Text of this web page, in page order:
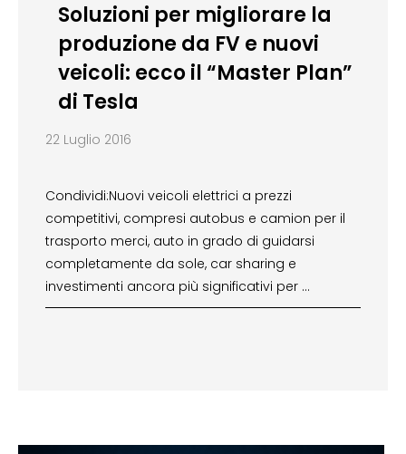
Soluzioni per migliorare la
produzione da FV e nuovi
veicoli: ecco il “Master Plan”
di Tesla
22 Luglio 2016
Condividi:Nuovi veicoli elettrici a prezzi
competitivi, compresi autobus e camion per il
trasporto merci, auto in grado di guidarsi
completamente da sole, car sharing e
investimenti ancora più significativi per …